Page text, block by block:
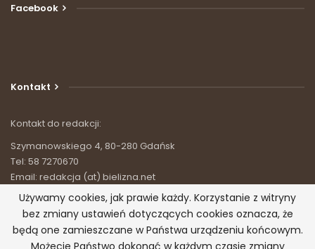
Facebook
Kontakt
Kontakt do redakcji:
Szymanowskiego 4, 80-280 Gdańsk
Tel: 58 7270670
Email: redakcja (at) bielizna.net
© 2026 - Bielizna.net - wszystko o bieliźnie. Wszystkie prawa
Używamy cookies, jak prawie każdy. Korzystanie z witryny
bez zmiany ustawień dotyczących cookies oznacza, że
będą one zamieszczane w Państwa urządzeniu końcowym.
Możecie Państwo dokonać w każdym czasie zmiany